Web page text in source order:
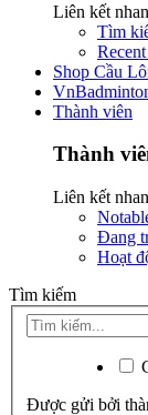
Liên kết
Tìm
Shop Cầu
Thành viên
Thành
Liên kết
Đang
Hoạt
Tìm kiếm
Được gửi bởi